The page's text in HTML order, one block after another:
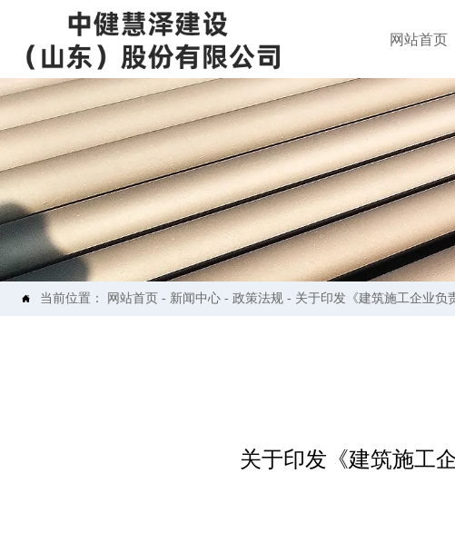
网站首页
 当前位置： 网站首页 - 新闻中心 -政策法规 - 关于印发《建筑施工企业负
关于印发《建筑施工